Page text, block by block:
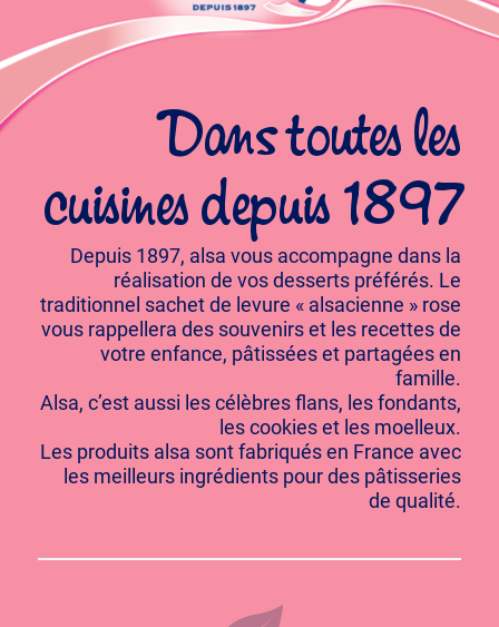
Dans toutes les
cuisines depuis 1897
Depuis 1897, alsa vous accompagne dans la
réalisation de vos desserts préférés. Le
traditionnel sachet de levure « alsacienne » rose
vous rappellera des souvenirs et les recettes de
votre enfance, pâtissées et partagées en
famille.
Alsa, c’est aussi les célèbres flans, les fondants,
les cookies et les moelleux.
Les produits alsa sont fabriqués en France avec
les meilleurs ingrédients pour des pâtisseries
de qualité.